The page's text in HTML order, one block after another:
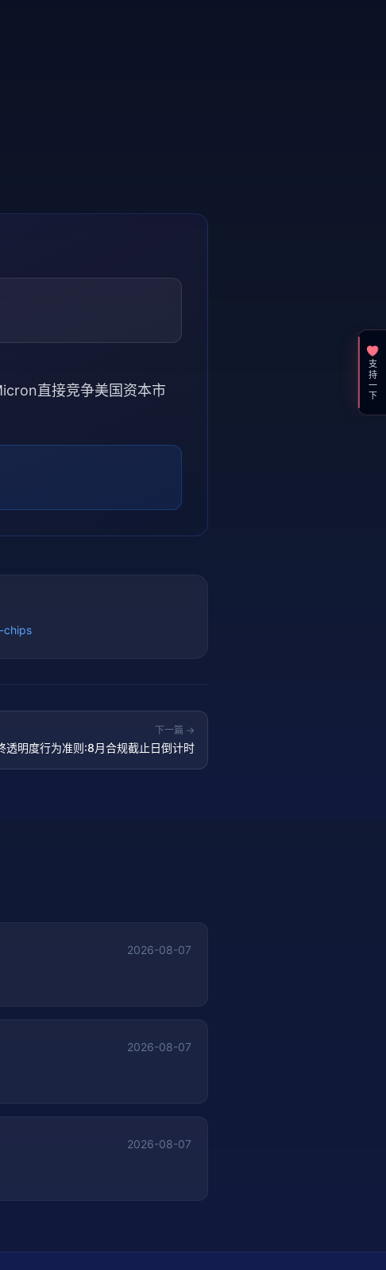
直接竞争美国资本市
chips
下一篇 →
透明度行为准则:8月合规截止日倒计时
2026-08-07
2026-08-07
2026-08-07
支持一下